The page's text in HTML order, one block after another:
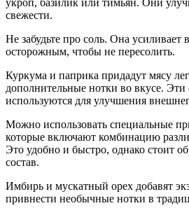
свежести.
Не забудьте про соль. Она усиливает
осторожным, чтобы не пересолить.
Куркума и паприка придадут мясу
дополнительные нотки во вкусе.
используются для улучшения
Можно использовать специальные
которые включают комбинацию
Это удобно и быстро, однако стоит
состав.
Имбирь и мускатный орех добавят
привнести необычные нотки в